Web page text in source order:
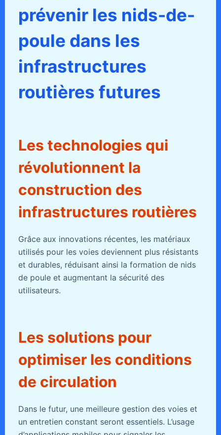
prévenir les nids-de-
poule dans les
infrastructures
routières futures
Les technologies qui
révolutionnent la
construction des
infrastructures routières
Grâce aux innovations récentes, les matériaux
utilisés pour les voies deviennent plus résistants
et durables, réduisant ainsi la formation de nids
de poule et augmentant la sécurité des
utilisateurs.
Les solutions pour
optimiser les conditions
de circulation
Dans le futur, une meilleure gestion des voies et
un entretien constant seront essentiels. L’usage